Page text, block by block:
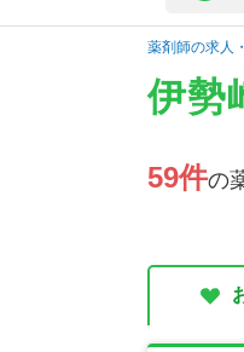
薬剤師の求人
伊勢
59件の